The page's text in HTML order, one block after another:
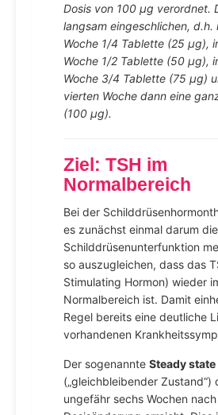
Dosis von 100 µg verordnet.
langsam eingeschlichen, d.h.
Woche 1/4 Tablette (25 µg),
Woche 1/2 Tablette (50 µg),
Woche 3/4 Tablette (75 µg)
vierten Woche dann eine
(100 µg).
Ziel: TSH im
Normalbereich
Bei der
es zunächst einmal darum die
Schilddrüsenunterfunktion
so auszugleichen, dass das
Stimulating Hormon) wieder
Normalbereich ist. Damit
Regel bereits eine deutliche
vorhandenen
Der sogenannte Steady state
(„gleichbleibender Zustand“)
ungefähr sechs Wochen